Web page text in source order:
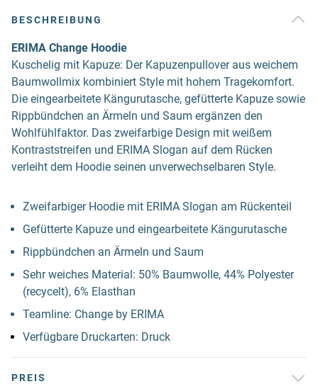
BESCHREIBUNG
ERIMA Change Hoodie
Kuschelig mit Kapuze: Der Kapuzenpullover aus weichem
Baumwollmix kombiniert Style mit hohem Tragekomfort.
Die eingearbeitete Kängurutasche, gefütterte Kapuze sowie
Rippbündchen an Ärmeln und Saum ergänzen den
Wohlfühlfaktor. Das zweifarbige Design mit weißem
Kontraststreifen und ERIMA Slogan auf dem Rücken
verleiht dem Hoodie seinen unverwechselbaren Style.
Zweifarbiger Hoodie mit ERIMA Slogan am Rückenteil
Gefütterte Kapuze und eingearbeitete Kängurutasche
Rippbündchen an Ärmeln und Saum
Sehr weiches Material: 50% Baumwolle, 44% Polyester
(recycelt), 6% Elasthan
Teamline: Change by ERIMA
Verfügbare Druckarten: Druck
PREIS